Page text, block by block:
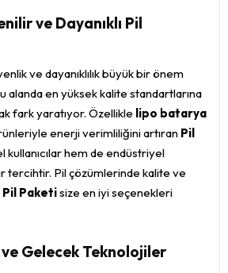
ve Dayanıklı Pil
ve dayanıklılık büyük bir önem
alanda en yüksek kalite standartlarına
fark yaratıyor. Özellikle lipo batarya
enerji verimliliğini artıran Pil
kullanıcılar hem de endüstriyel
tercihtir. Pil çözümlerinde kalite ve
Pil Paketisize en iyi seçenekleri
Gelecek Teknolojiler